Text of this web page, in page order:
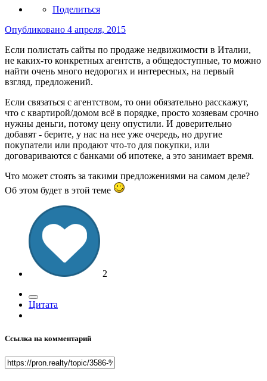
Поделиться
Опубликовано 4 апреля, 2015
Если полистать сайты по продаже недвижимости в Италии,
не каких-то конкретных агентств, а общедоступные, то можно
найти очень много недорогих и интересных, на первый
взгляд, предложений.
Если связаться с агентством, то они обязательно расскажут,
что с квартирой/домом всё в порядке, просто хозяевам срочно
нужны деньги, потому цену опустили. И доверительно
добавят - берите, у нас на нее уже очередь, но другие
покупатели или продают что-то для покупки, или
договариваются с банками об ипотеке, а это занимает время.
Что может стоять за такими предложениями на самом деле?
Об этом будет в этой теме
2
Цитата
Ссылка на комментарий